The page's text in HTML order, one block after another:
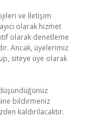
ve İletişim
olarak hizmet
olarak denetleme
Ancak, üyelerimiz
siteye üye olarak
bildirmeniz
kaldırılacaktır.